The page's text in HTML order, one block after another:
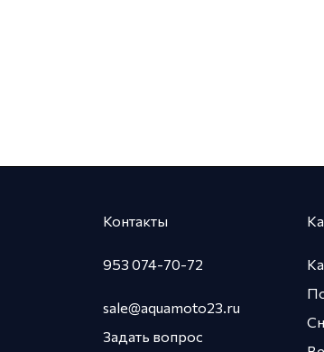
Контакты
953 074-70-72
sale@aquamoto23.ru
Задать вопрос